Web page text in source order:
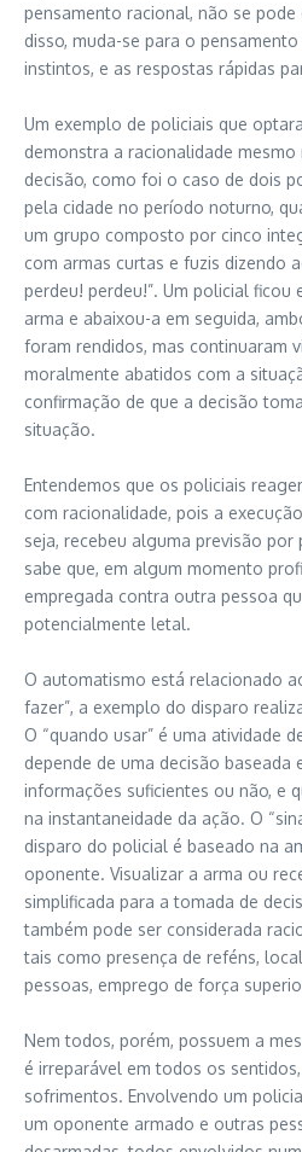
pensamento racional, não se pode
disso, muda-se para o
instintos, e as respostas rápidas
Um exemplo de policiais que
demonstra a racionalidade
decisão, como foi o caso de dois
pela cidade no período noturno,
um grupo composto por cinco
com armas curtas e fuzis dizendo
perdeu! perdeu!”. Um policial
arma e abaixou-a em seguida,
foram rendidos, mas continuaram
moralmente abatidos com a
confirmação de que a decisão
situação.
Entendemos que os policiais
com racionalidade, pois a
seja, recebeu alguma previsão
sabe que, em algum momento
empregada contra outra pessoa
potencialmente letal.
O automatismo está relacionado
fazer”, a exemplo do disparo
O “quando usar” é uma atividade
depende de uma decisão baseada
informações suficientes ou não, e
na instantaneidade da ação. O
disparo do policial é baseado na
oponente. Visualizar a arma ou
simplificada para a tomada de
também pode ser considerada
tais como presença de reféns,
pessoas, emprego de força
Nem todos, porém, possuem a
é irreparável em todos os
sofrimentos. Envolvendo um
um oponente armado e outras